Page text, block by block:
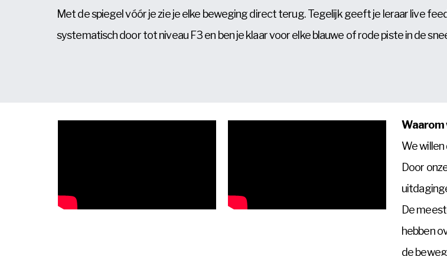
Met de spiegel vóór je zie je elke beweging direct terug. Tegelijk geeft je leraar live
systematisch door tot niveau F3 en ben je klaar voor elke blauwe of rode piste in de
Waarom
We
Door
De
hebben
de